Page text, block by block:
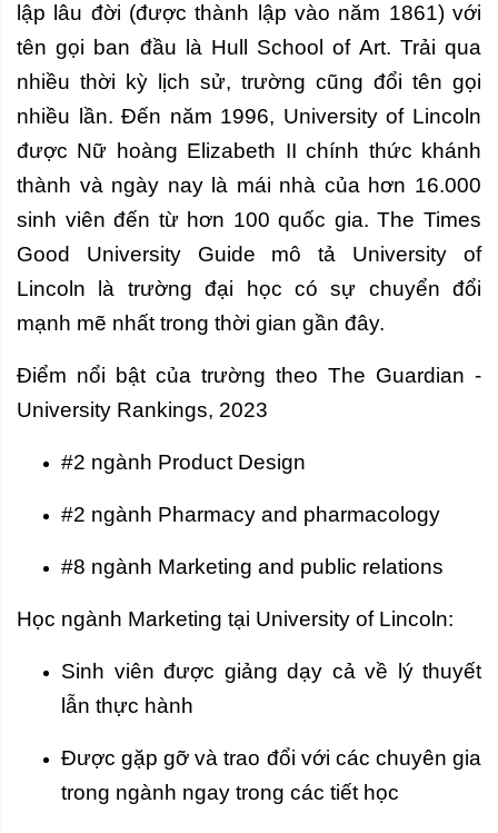
lập lâu đời (được thành lập vào năm 1861) với
tên gọi ban đầu là Hull School of Art. Trải qua
nhiều thời kỳ lịch sử, trường cũng đổi tên gọi
nhiều lần. Đến năm 1996, University of Lincoln
được Nữ hoàng Elizabeth II chính thức khánh
thành và ngày nay là mái nhà của hơn 16.000
sinh viên đến từ hơn 100 quốc gia. The Times
Good University Guide mô tả University of
Lincoln là trường đại học có sự chuyển đổi
mạnh mẽ nhất trong thời gian gần đây.
Điểm nổi bật của trường theo The Guardian -
University Rankings, 2023
#2 ngành Product Design
#2 ngành Pharmacy and pharmacology
#8 ngành Marketing and public relations
Học ngành Marketing tại University of Lincoln:
Sinh viên được giảng dạy cả về lý thuyết
lẫn thực hành
Được gặp gỡ và trao đổi với các chuyên gia
trong ngành ngay trong các tiết học